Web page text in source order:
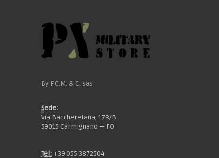
By F.C.M. & C. sas
Sede:
Via Baccheretana, 178/B
59015 Carmignano — PO
Tel: +39 055 3872504